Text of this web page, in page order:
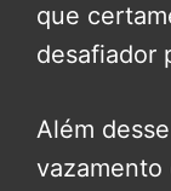
que
desafiador
Além
vazamento